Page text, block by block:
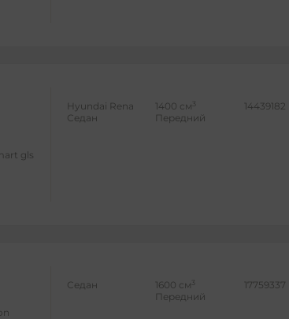
gls
Hyundai Rena
Седан
1400 см 3
Передний
14439182
Седан 1600 см 3
Передний
17759337